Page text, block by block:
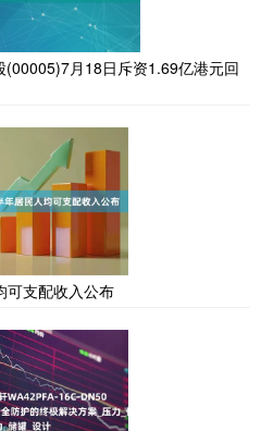
(00005)7月18日斥资1.69亿港元回
可支配收入公布